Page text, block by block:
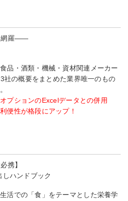
網羅――
品・酒類・機械・資材関連メーカー
社の概要をまとめた業界唯一のもの
プションのExcelデータとの併用
便性が格段にアップ！
携】
ハンドブック
活での「食」をテーマとした栄養学